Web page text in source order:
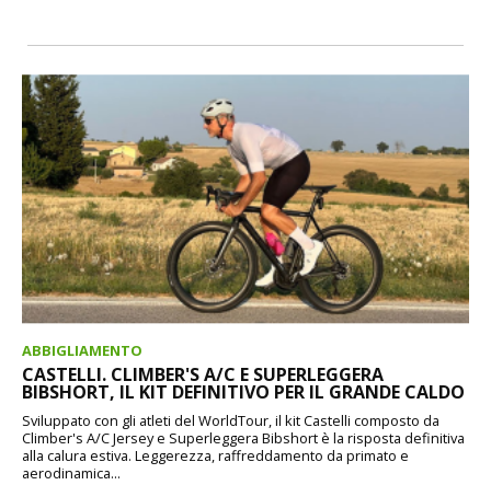
ABBIGLIAMENTO
CASTELLI. CLIMBER'S A/C E SUPERLEGGERA
BIBSHORT, IL KIT DEFINITIVO PER IL GRANDE CALDO
Sviluppato con gli atleti del WorldTour, il kit Castelli composto da
Climber's A/C Jersey e Superleggera Bibshort è la risposta definitiva
alla calura estiva. Leggerezza, raffreddamento da primato e
aerodinamica...